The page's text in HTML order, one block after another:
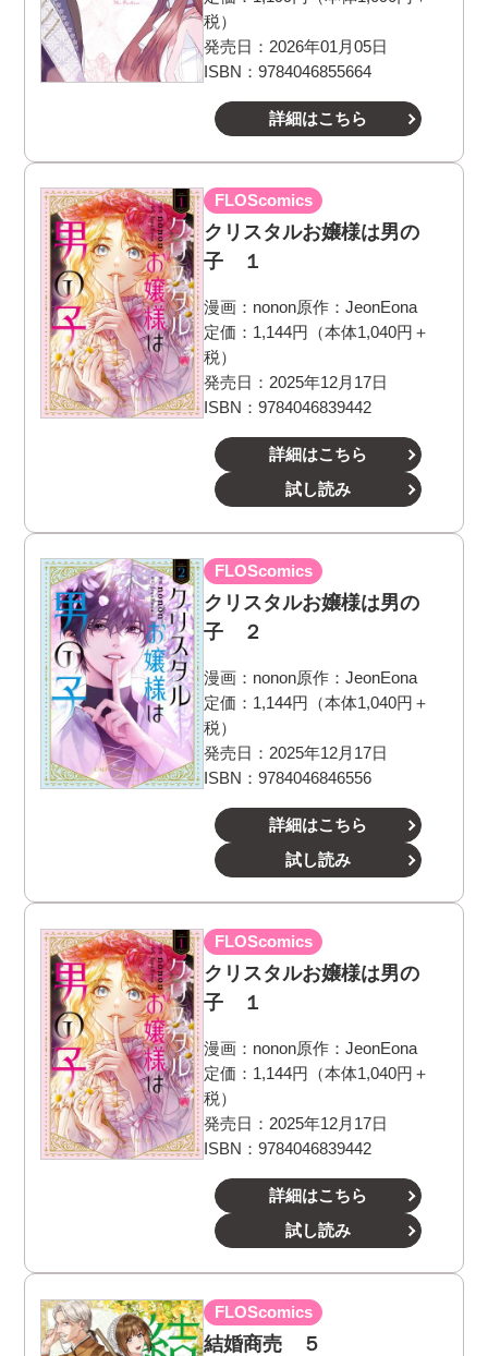
税）
発売日：2026年01月05日
ISBN：9784046855664
詳細はこちら
FLOScomics
クリスタルお嬢様は男の
子 １
漫画： nonon原作： JeonEona
定価：1,144円（本体1,040円＋
税）
発売日：2025年12月17日
ISBN：9784046839442
詳細はこちら
試し読み
FLOScomics
クリスタルお嬢様は男の
子 ２
漫画： nonon原作： JeonEona
定価：1,144円（本体1,040円＋
税）
発売日：2025年12月17日
ISBN：9784046846556
詳細はこちら
試し読み
FLOScomics
クリスタルお嬢様は男の
子 １
漫画： nonon原作： JeonEona
定価：1,144円（本体1,040円＋
税）
発売日：2025年12月17日
ISBN：9784046839442
詳細はこちら
試し読み
FLOScomics
結婚商売 ５